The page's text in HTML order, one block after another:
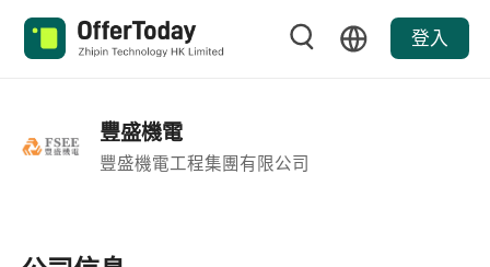
登入
豐盛機電
豐盛機電工程集團有限公司